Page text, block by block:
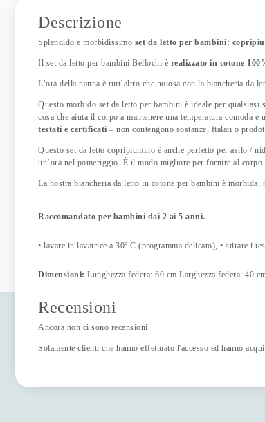
Descrizione
Splendido e morbidissimo set da letto per bambini:
Il set da letto per bambini Bellochi è realizzato in cotone
L’ora della nanna è tutt’altro che noiosa con la biancheria da
Questo morbido set da letto per bambini è ideale per qualsiasi
cosa che aiuta il corpo a mantenere una temperatura comoda
testati e certificati – non contengono sostanze, ftalati o
Questo set da letto copripiumino è anche perfetto per asilo /
un’ora nel pomeriggio. È il modo migliore per fornire al corpo
La nostra biancheria da letto in cotone per bambini è
Raccomandato per bambini dai 2 ai 5 anni.
• lavare in lavatrice a 30º C (programma delicato), • stirare i
Dimensioni: Lunghezza federa: 60 cm Larghezza federa:
Recensioni
Ancora non ci sono recensioni.
Solamente clienti che hanno effettuato l'accesso ed hanno